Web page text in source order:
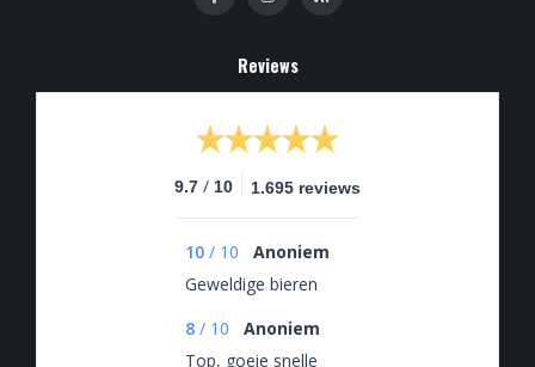
Reviews
9.7 / 10 1.695 reviews
10 / 10
Anoniem
Geweldige bieren
8 / 10
Anoniem
Top, goeie snelle